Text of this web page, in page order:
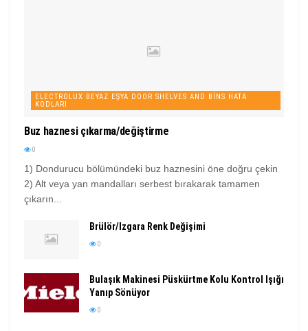
ELECTROLUX BEYAZ EŞYA DOOR SHELVES AND BINS HATA
KODLARI
Buz haznesi çıkarma/değiştirme
0
1) Dondurucu bölümündeki buz haznesini öne doğru çekin
2) Alt veya yan mandalları serbest bırakarak tamamen
çıkarın...
Brülör/Izgara Renk Değişimi
0
Bulaşık Makinesi Püskürtme Kolu Kontrol Işığı
Yanıp Sönüyor
0